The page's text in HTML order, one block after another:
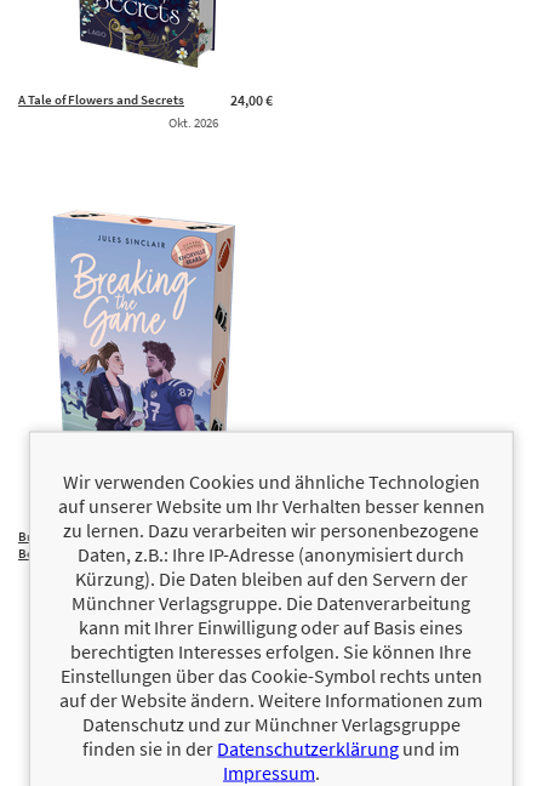
24,00 €
A Tale of Flowers and Secrets
Okt. 2026
17,00 €
Breaking the Game (Knoxville
Bears 1)
Okt. 2026
Wir verwenden Cookies und ähnliche Technologien
auf unserer Website um Ihr Verhalten besser kennen
zu lernen. Dazu verarbeiten wir personenbezogene
Daten, z.B.: Ihre IP-Adresse (anonymisiert durch
Kürzung). Die Daten bleiben auf den Servern der
Münchner Verlagsgruppe. Die Datenverarbeitung
kann mit Ihrer Einwilligung oder auf Basis eines
berechtigten Interesses erfolgen. Sie können Ihre
Einstellungen über das Cookie-Symbol rechts unten
auf der Website ändern. Weitere Informationen zum
Datenschutz und zur Münchner Verlagsgruppe
finden sie in der Datenschutzerklärung und im
Impressum.